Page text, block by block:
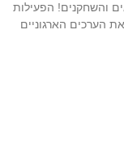
והשחקנים! הפעילות
הערכים הארגוניים